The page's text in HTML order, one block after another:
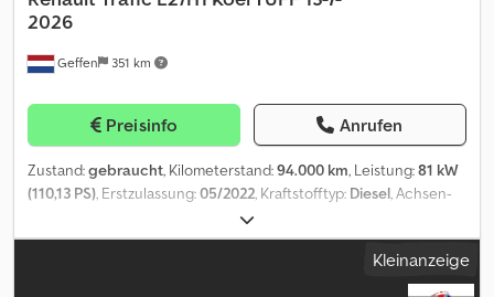
Geffen 351 km
2026
Preisinfo Anrufen
Zustand:gebraucht, Kilometerstand:94.000 km, Leistung:81 kW
(110,13 PS), Erstzulassung:05/2022, Kraftstofftyp: Diesel, Achsen-
3.500 mm
Weiß, Getriebetyp:mechanisch, Anzahl der Gänge:6,
, Gesamtbreite:
, zulässige Achslast (Achse 1):
Kleinanzeige